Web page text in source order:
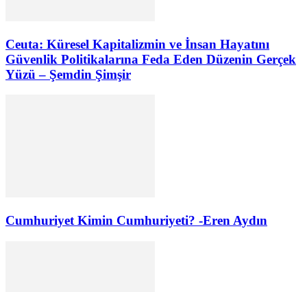
Ceuta: Küresel Kapitalizmin ve İnsan Hayatını
Güvenlik Politikalarına Feda Eden Düzenin Gerçek
Yüzü – Şemdin Şimşir
Cumhuriyet Kimin Cumhuriyeti? -Eren Aydın